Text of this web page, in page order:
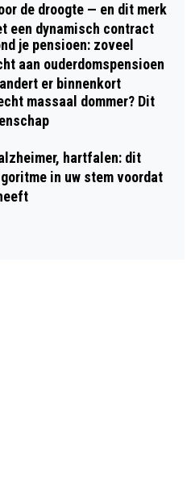
de droogte — en dit merk
een dynamisch contract
je pensioen: zoveel
aan ouderdomspensioen
er binnenkort
massaal dommer? Dit
hartfalen: dit
in uw stem voordat